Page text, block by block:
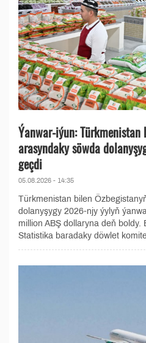
Ýanwar-iýun: Türkmenistan
arasyndaky söwda
geçdi
05.08.2026 - 14:35
Türkmenistan bilen
dolanyşygy 2026-njy ýylyň
million ABŞ dollaryna deň boldy.
Statistika baradaky döwlet